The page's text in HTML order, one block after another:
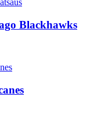
Blackhawks